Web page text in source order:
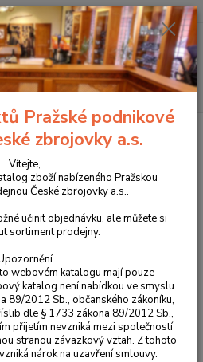
Menu
Hledat
batohy
Látková pouzdra
pouzdro DASTA pro zbraně velikosti full-
DASTA pro
full-size model
Pražské podnikové
zbrojovky a.s.
Vítejte,
zboží nabízeného Pražskou
České zbrojovky a.s..
učinit objednávku, ale můžete si
sortiment prodejny.
webovém katalogu mají pouze
katalog není nabídkou ve smyslu
89/2012 Sb., občanského zákoníku,
dle § 1733 zákona 89/2012 Sb.,
přijetím nevzniká mezi společností
stranou závazkový vztah. Z tohoto
nárok na uzavření smlouvy.